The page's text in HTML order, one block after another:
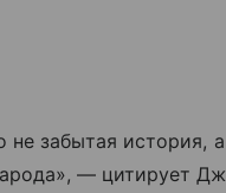
не забытая история,
— цитирует